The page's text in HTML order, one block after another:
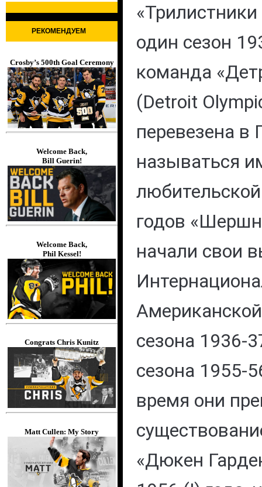
РЕКОМЕНДУЕМ
Crosby’s 500th Goal Ceremony
Welcome Back,
Bill Guerin!
Welcome Back,
Phil Kessel!
Congrats Chris Kunitz
Matt Cullen: My Story
один сезон
команда
(Detroit
перевезена в
называться
годов
начали свои
сезона 1936-
сезона 1955-
время они
«Дюкен